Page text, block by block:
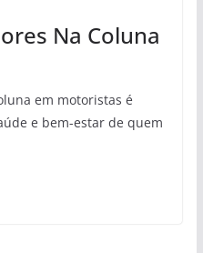
Na Coluna
em motoristas é
e bem-estar de quem